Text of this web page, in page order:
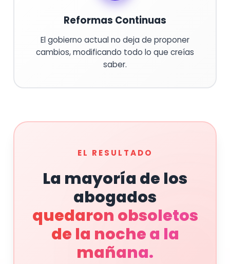
Reformas Continuas
El gobierno actual no deja de proponer
cambios, modificando todo lo que creías
saber.
EL RESULTADO
La mayoría de los
abogados
quedaron obsoletos
de la noche a la
mañana.